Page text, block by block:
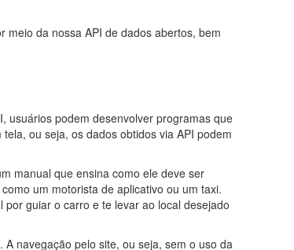
meio da nossa API de dados abertos, bem
usuários podem desenvolver programas que
ou seja, os dados obtidos via API podem
manual que ensina como ele deve ser
um motorista de aplicativo ou um taxi.
guiar o carro e te levar ao local desejado
navegação pelo site, ou seja, sem o uso da